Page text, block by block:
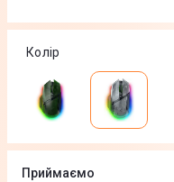
Колір
Приймаємо